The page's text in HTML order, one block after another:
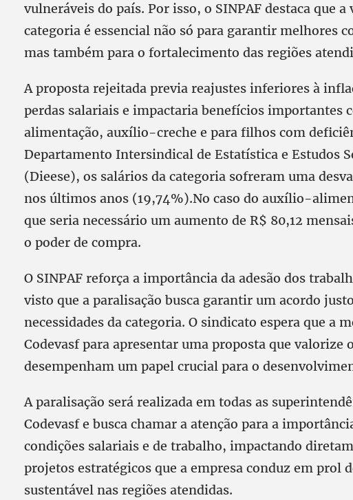
vulneráveis do país. Por isso, o SINPAF destaca que a
categoria é essencial não só para garantir melhores
mas também para o fortalecimento das regiões
A proposta rejeitada previa reajustes inferiores à
perdas salariais e impactaria benefícios importantes
alimentação, auxílio-creche e para filhos com
Departamento Intersindical de Estatística e Estudos
(Dieese), os salários da categoria sofreram uma
nos últimos anos (19,74%).No caso do auxílio-
que seria necessário um aumento de R$ 80,12
o poder de compra.
O SINPAF reforça a importância da adesão dos
visto que a paralisação busca garantir um acordo
necessidades da categoria. O sindicato espera que a
Codevasf para apresentar uma proposta que valorize
desempenham um papel crucial para o
A paralisação será realizada em todas as
Codevasf e busca chamar a atenção para a
condições salariais e de trabalho, impactando
projetos estratégicos que a empresa conduz em prol
sustentável nas regiões atendidas.